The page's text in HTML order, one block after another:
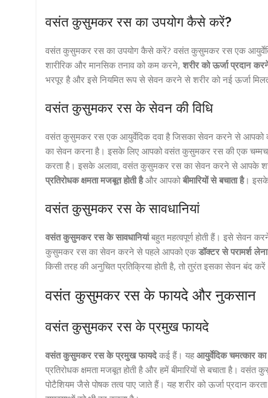
वसंत कुसुमकर रस का उपयोग कैसे करें?
वसंत कुसुमकर रस का उपयोग कैसे करें? वसंत कुसुमकर रस एक
शारीरिक और मानसिक तनाव को कम करने, शरीर को ऊर्जा प्रदान
भरपूर है और इसे नियमित रूप से सेवन करने से शरीर को नई ऊर्जा
वसंत कुसुमकर रस के सेवन की विधि
वसंत कुसुमकर रस एक आयुर्वेदिक दवा है जिसका सेवन करने से आपको
का सेवन करना है। इसके लिए आपको वसंत कुसुमकर रस की एक चम्मच
करता है। इसके अलावा, वसंत कुसुमकर रस का सेवन करने से आपके
प्रतिरोधक क्षमता मजबूत होती हैऔर आपकोबीमारियों से बचाता है। इसके
वसंत कुसुमकर रस के सावधानियां
वसंत कुसुमकर रस के सावधानियांबहुत महत्वपूर्ण होती हैं। इसे सेवन
कुसुमकर रस का सेवन करने से पहले आपको एकडॉक्टर से परामर्श लेना
किसी तरह की अनुचित प्रतिक्रिया होती है, तो तुरंत इसका सेवन बंद
वसंत कुसुमकर रस के फायदे और नुकसान
वसंत कुसुमकर रस के प्रमुख फायदे
वसंत कुसुमकर रस के प्रमुख फायदेकई हैं। यहआयुर्वेदिक चमत्कार
प्रतिरोधक क्षमता मजबूत होती है और हमें बीमारियों से बचाता है।
पोटैशियम जैसे पोषक तत्व पाए जाते हैं। यह शरीर को ऊर्जा प्रदान